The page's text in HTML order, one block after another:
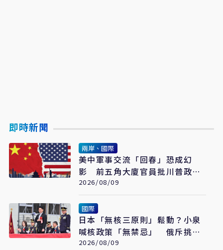
即時新聞
兩岸、國際
美中軍事交流「回春」恐成幻
影 前五角大廈官員批川普政府
宣傳大於實質
2026/08/09
國際
日本「無核三原則」鬆動？小泉
喊核政策「無禁忌」 俄斥挑
釁、北京早警戒
2026/08/09